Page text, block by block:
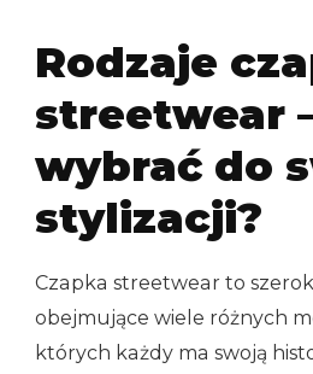
Rodzaje
streetwear
wybrać do
stylizacji?
Czapka streetwear to
obejmujące wiele różnych
których każdy ma swoją